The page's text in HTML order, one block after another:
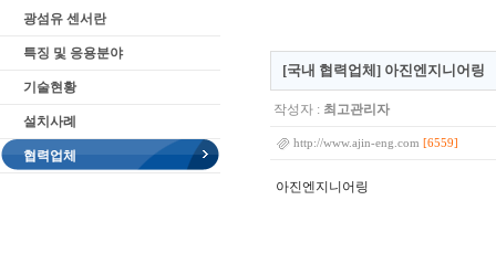
광섬유 센서란
특징 및 응용분야
기술현황
설치사례
협력업체
[국내 협력업체] 아진엔지니어링
작성자 : 최고관리자
http://www.ajin-eng.com [6559]
아진엔지니어링